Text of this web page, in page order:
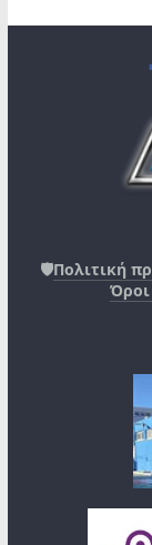
🛡️Πολιτική